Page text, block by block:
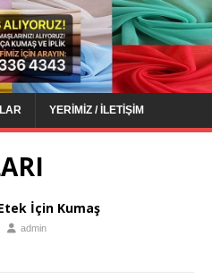
YERIMIZ / İLETIŞIM
İçin Kumaş
admin